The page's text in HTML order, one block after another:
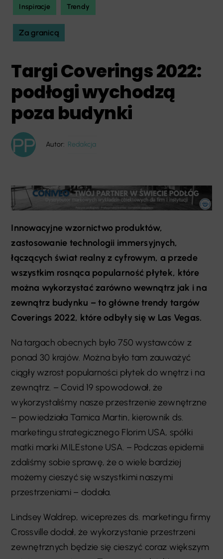
Inspiracje Trendy
Za granicą
Targi Coverings 2022:
podłogi wychodzą
poza budynki
Autor: Redakcja
Innowacyjne wzornictwo produktów,
zastosowanie technologii immersyjnych,
łączących świat realny z cyfrowym, a przede
wszystkim rosnąca popularność płytek, które
można wykorzystać zarówno wewnątrz jak i na
zewnątrz budynku – to główne trendy targów
Coverings 2022, które odbyły się w Las Vegas.
Na targach obecnych było 750 wystawców z
ponad 30 krajów. Można było tam zauważyć
ciągły wzrost popularności płytek do wnętrz i na
zewnątrz. – Covid 19 spowodował, że
wykorzystaliśmy nasze przestrzenie zewnętrzne
– powiedziała Tamica Martin, kierownik ds.
marketingu strategicznego Florim USA, spółki
matki marki MILEstone USA. – Podczas epidemii
zdaliśmy sobie sprawę, że o wiele bardziej
możemy cieszyć się wszystkimi naszymi
przestrzeniami – dodała.
Lindsey Waldrep, wiceprezes ds. marketingu firmy
Crossville dodał, że wykorzystanie przestrzeni
zewnętrznych będzie się cieszyć coraz większym